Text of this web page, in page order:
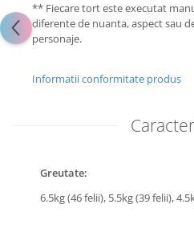
** Fiecare tort este executat
diferente de nuanta, aspect sau
personaje.
Informatii conformitate produs
Greutate:
6.5kg (46 felii), 5.5kg (39 felii),